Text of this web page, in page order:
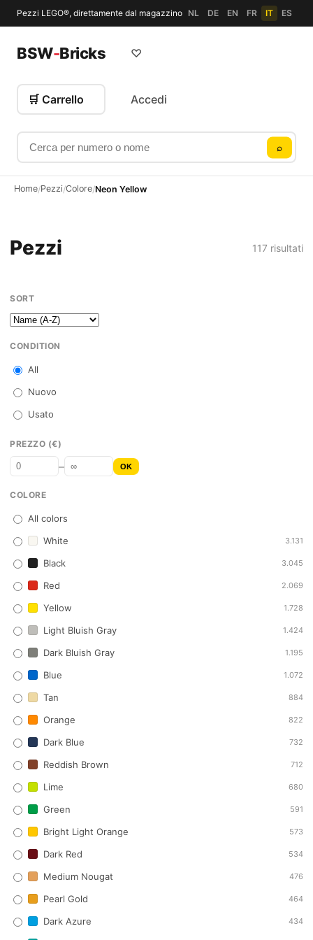
Pezzi LEGO®, direttamente dal magazzino NL DE EN FR IT ES
BSW-Bricks
Cerca per numero o nome
⌕
♡
🛒 Carrello Accedi
Home/Pezzi/Colore/Neon Yellow
Pezzi 117 risultati
SORT
CONDITION
All
Nuovo
Usato
PREZZO (€)
– OK
COLORE
All colors
White
3.131
Black 3.045
Red 2.069
Yellow 1.728
Light Bluish Gray 1.424
Dark Bluish Gray 1.195
Blue 1.072
Tan 884
Orange 822
Dark Blue 732
Reddish Brown 712
Lime 680
Green 591
Bright Light Orange 573
Dark Red 534
Medium Nougat 476
Pearl Gold 464
Dark Azure 434